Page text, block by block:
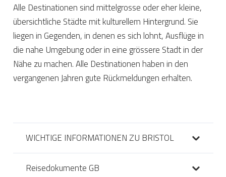
Alle Destinationen sind mittelgrosse oder eher kleine,
übersichtliche Städte mit kulturellem Hintergrund. Sie
liegen in Gegenden, in denen es sich lohnt, Ausflüge in
die nahe Umgebung oder in eine grössere Stadt in der
Nähe zu machen. Alle Destinationen haben in den
vergangenen Jahren gute Rückmeldungen erhalten.
WICHTIGE INFORMATIONEN ZU BRISTOL
Reisedokumente GB